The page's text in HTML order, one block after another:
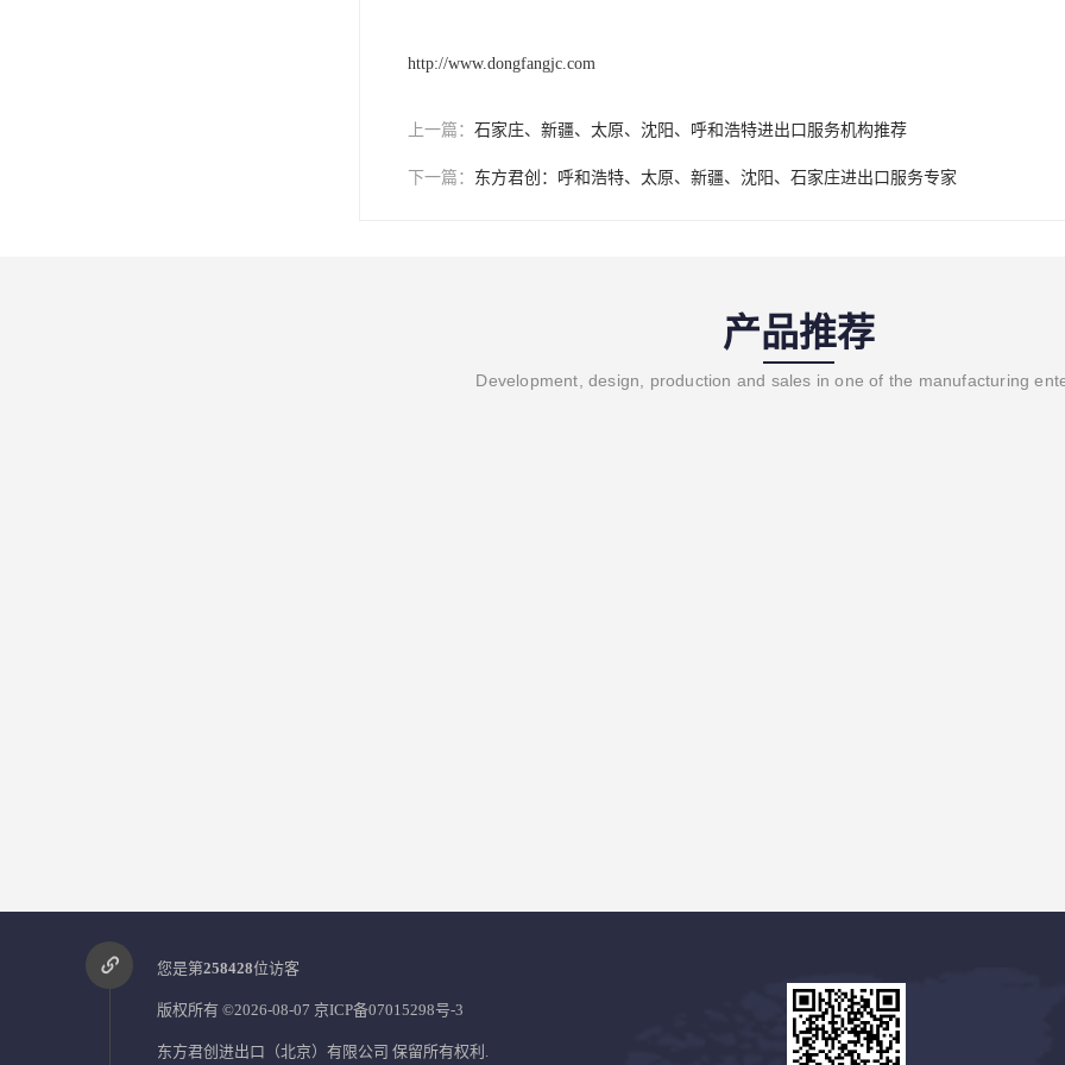
http://www.dongfangjc.com
上一篇： 石家庄、新疆、太原、沈阳、呼和浩特进出口服务机构推荐
下一篇： 东方君创：呼和浩特、太原、新疆、沈阳、石家庄进出口服务专家
产品推荐
Development, design, production and sales in one of the manufacturing
您是第258428位访客
版权所有 ©2026-08-07 京ICP备07015298号-3
东方君创进出口（北京）有限公司 保留所有权利.